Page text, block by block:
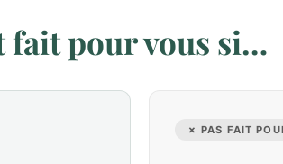
fait pour vous si…
✗ PAS FAIT